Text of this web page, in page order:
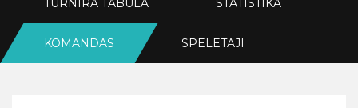
TURNĪRA TABULA STATISTIKA
KOMANDAS SPĒLĒTĀJI